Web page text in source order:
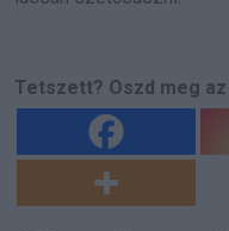
Tetszett? Oszd meg